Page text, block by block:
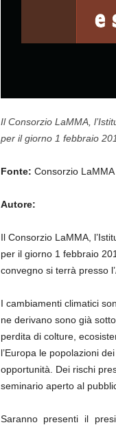
Il Consorzio LaMMA,
per il giorno 1 febbraio
Fonte: Consorzio LaMMA
Autore:
Il Consorzio LaMMA,
per il giorno 1 febbraio
convegno si terrà presso
I cambiamenti climatici
ne derivano sono già
perdita di colture,
l’Europa le popolazioni
opportunità. Dei rischi
seminario aperto al
Saranno presenti il